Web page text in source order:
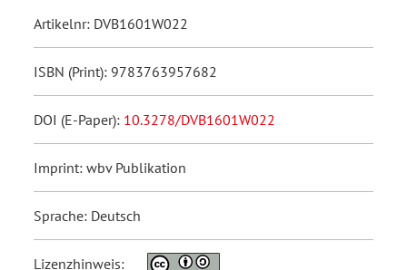
Artikelnr: DVB1601W022
ISBN (Print): 9783763957682
DOI (E-Paper): 10.3278/DVB1601W022
Imprint: wbv Publikation
Sprache: Deutsch
Lizenzhinweis: